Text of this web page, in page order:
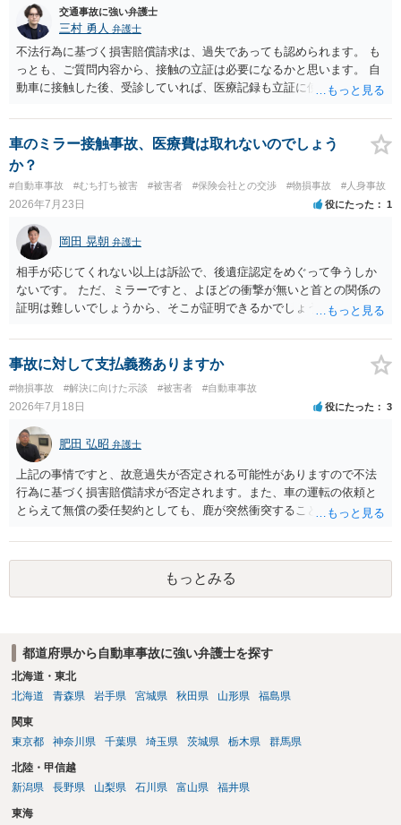
やご家族等が加入している保険に、今回の事故で利用できる弁護士費
用特約が付帯しているか なお、被害者は叔母様ご本人となりますの
で、弁護士が受任する場合には、叔母様ご本人の依頼意思等を確認す
る必要があります。日本語での十分な意思疎通が難しいとのことです
ので、そのあたりのご事情も踏まえて、依頼意思の確認方法等を検討
交通事故に強い弁護士
三村 勇人 弁護士
不法行為に基づく損害賠償請求は、過失であっても認められます。 も
っとも、ご質問内容から、接触の立証は必要になるかと思います。 自
動車に接触した後、受診していれば、医療記録も立証に使えるかと思
士にご相談ください。
車のミラー接触事故、医療費は取れないのでしょう
か？
#自動車事故 #むち打ち被害 #被害者 #保険会社との交渉 #物損事故 #人身事故
2026年7月23日 役にたった 1
岡田 晃朝 弁護士
相手が応じてくれない以上は訴訟で、後遺症認定をめぐって争うしか
ないです。 ただ、ミラーですと、よほどの衝撃が無いと首との関係の
証明は難しいでしょうから、そこが証明できるかでしょうね。
事故に対して支払義務ありますか
#物損事故 #解決に向けた示談 #被害者 #自動車事故
2026年7月18日 役にたった 3
肥田 弘昭 弁護士
上記の事情ですと、故意過失が否定される可能性がありますので不法
行為に基づく損害賠償請求が否定されます。また、車の運転の依頼と
とらえて無償の委任契約としても、鹿が突然衝突することは予見がで
償請求も成立しない可能性があります。以上の理由から支払義務は否
定される可能性が高いです。ご参考にしてください。
もっとみる
都道府県から自動車事故に強い弁護士を探す
北海道・東北
北海道
青森県 岩手県 宮城県 秋田県 山形県 福島県
関東
東京都
神奈川県 千葉県 埼玉県 茨城県 栃木県 群馬県
北陸・甲信越
新潟県
長野県 山梨県 石川県 富山県 福井県
東海